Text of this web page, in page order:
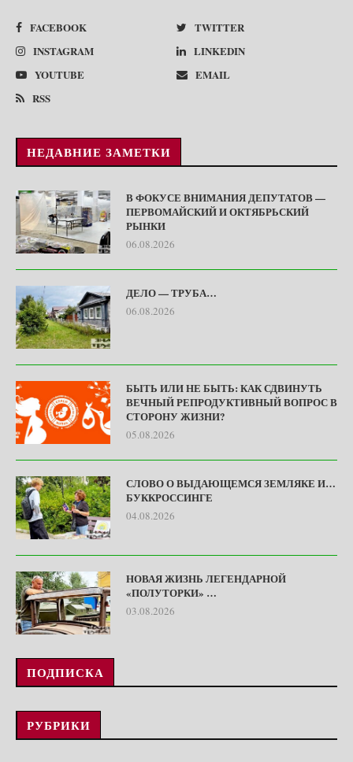
FACEBOOK
TWITTER
INSTAGRAM
LINKEDIN
YOUTUBE
EMAIL
RSS
НЕДАВНИЕ ЗАМЕТКИ
В ФОКУСЕ ВНИМАНИЯ ДЕПУТАТОВ —
ПЕРВОМАЙСКИЙ И ОКТЯБРЬСКИЙ
РЫНКИ
06.08.2026
ДЕЛО — ТРУБА…
06.08.2026
БЫТЬ ИЛИ НЕ БЫТЬ: КАК СДВИНУТЬ
ВЕЧНЫЙ РЕПРОДУКТИВНЫЙ ВОПРОС В
СТОРОНУ ЖИЗНИ?
05.08.2026
СЛОВО О ВЫДАЮЩЕМСЯ ЗЕМЛЯКЕ И…
БУККРОССИНГЕ
04.08.2026
НОВАЯ ЖИЗНЬ ЛЕГЕНДАРНОЙ
«ПОЛУТОРКИ» …
03.08.2026
ПОДПИСКА
РУБРИКИ